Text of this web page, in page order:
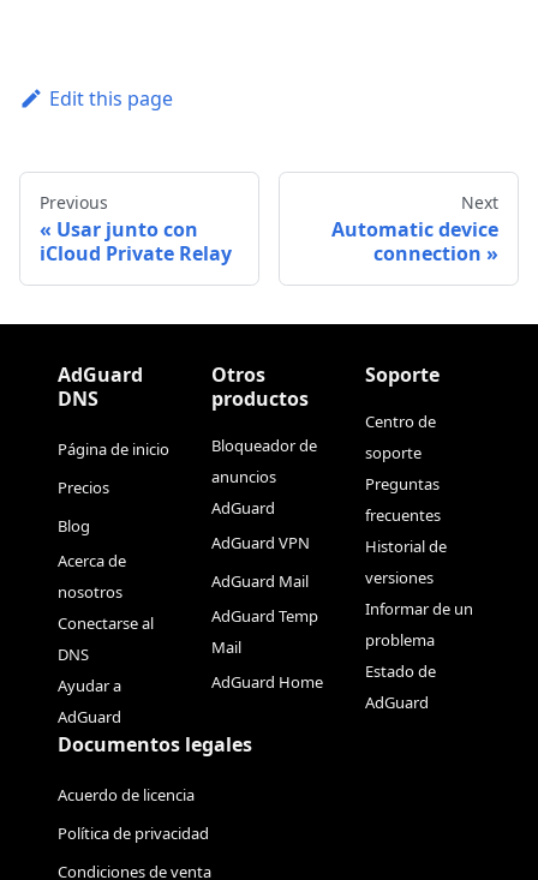
Edit this page
Previous
Usar junto con
iCloud Private Relay
Next
Automatic device
connection
AdGuard
DNS
Página de inicio
Precios
Blog
Acerca de
nosotros
Conectarse al
DNS
Ayudar a
AdGuard
Otros
productos
Bloqueador de
anuncios
AdGuard
AdGuard VPN
AdGuard Mail
AdGuard Temp
Mail
AdGuard Home
Soporte
Centro de
soporte
Preguntas
frecuentes
Historial de
versiones
Informar de un
problema
Estado de
AdGuard
Documentos legales
Acuerdo de licencia
Política de privacidad
Condiciones de venta